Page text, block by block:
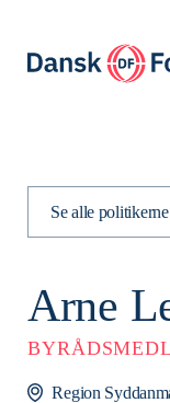
Se alle politikerne
Arne
Region